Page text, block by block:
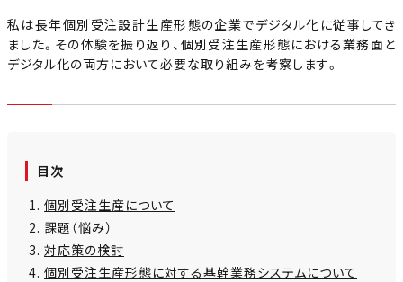
私は長年個別受注設計生産形態の企業でデジタル化に従事してき
ました。その体験を振り返り、個別受注生産形態における業務面と
デジタル化の両方において必要な取り組みを考察します。
目次
個別受注生産について
課題（悩み）
対応策の検討
個別受注生産形態に対する基幹業務システムについて